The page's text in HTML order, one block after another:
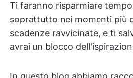
Ti faranno risparmiare
soprattutto nei momenti più
scadenze ravvicinate, e ti
avrai un blocco
In questo blog abbiamo